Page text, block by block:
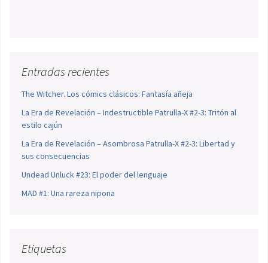
Entradas recientes
The Witcher. Los cómics clásicos: Fantasía añeja
La Era de Revelación – Indestructible Patrulla-X #2-3: Tritón al
estilo cajún
La Era de Revelación – Asombrosa Patrulla-X #2-3: Libertad y
sus consecuencias
Undead Unluck #23: El poder del lenguaje
MAD #1: Una rareza nipona
Etiquetas